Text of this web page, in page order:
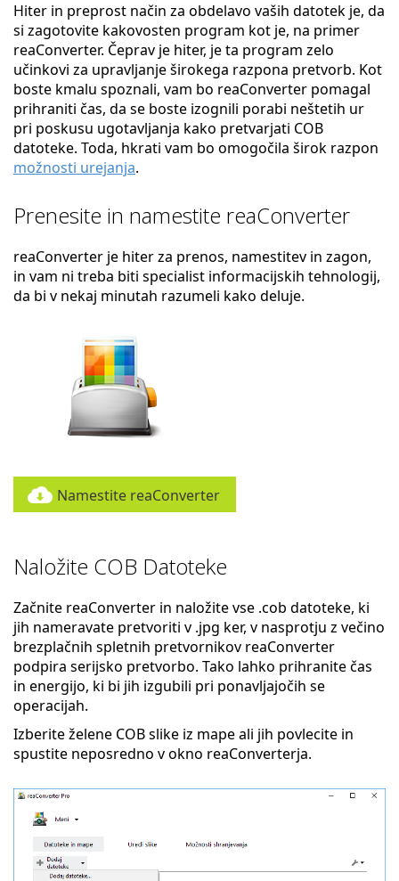
Hiter in preprost način za obdelavo vaših datotek je, da
si zagotovite kakovosten program kot je, na primer
reaConverter. Čeprav je hiter, je ta program zelo
učinkovi za upravljanje širokega razpona pretvorb. Kot
boste kmalu spoznali, vam bo reaConverter pomagal
prihraniti čas, da se boste izognili porabi neštetih ur
pri poskusu ugotavljanja kako pretvarjati COB
datoteke. Toda, hkrati vam bo omogočila širok razpon
možnosti urejanja.
Prenesite in namestite reaConverter
reaConverter je hiter za prenos, namestitev in zagon,
in vam ni treba biti specialist informacijskih tehnologij,
da bi v nekaj minutah razumeli kako deluje.
Namestite reaConverter
Naložite COB Datoteke
Začnite reaConverter in naložite vse .cob datoteke, ki
jih nameravate pretvoriti v .jpg ker, v nasprotju z večino
brezplačnih spletnih pretvornikov reaConverter
podpira serijsko pretvorbo. Tako lahko prihranite čas
in energijo, ki bi jih izgubili pri ponavljajočih se
operacijah.
Izberite želene COB slike iz mape ali jih povlecite in
spustite neposredno v okno reaConverterja.